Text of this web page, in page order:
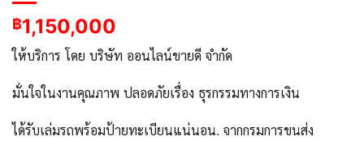
฿1,150,000
ให้บริการ โดย บริษัท ออนไลน์ขายดี จำกัด
มั่นใจในงานคุณภาพ ปลอดภัยเรื่อง ธุรกรรมทางการเงิน
ได้รับเล่มรถพร้อมป้ายทะเบียนแน่นอน. จากกรมการขนส่ง